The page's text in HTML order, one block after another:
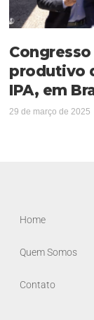
produtivo
IPA, em
29 de março de 2025
Home
Quem Somos
Contato